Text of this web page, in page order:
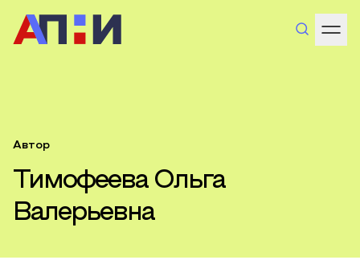
Автор
Тимофеева Ольга
Валерьевна